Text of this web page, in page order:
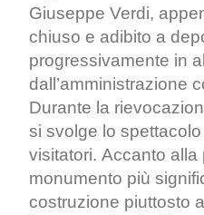
Giuseppe Verdi,
chiuso e adibito a
progressivamente in
dall’amministrazione
Durante la
si svolge lo
visitatori. Accanto alla
monumento più
costruzione piuttosto